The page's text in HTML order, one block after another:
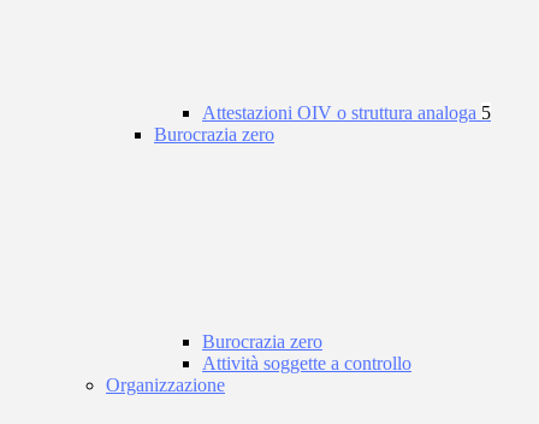
Attestazioni OIV o struttura analoga 5
Burocrazia zero
Burocrazia zero
Attività soggette a controllo
Organizzazione